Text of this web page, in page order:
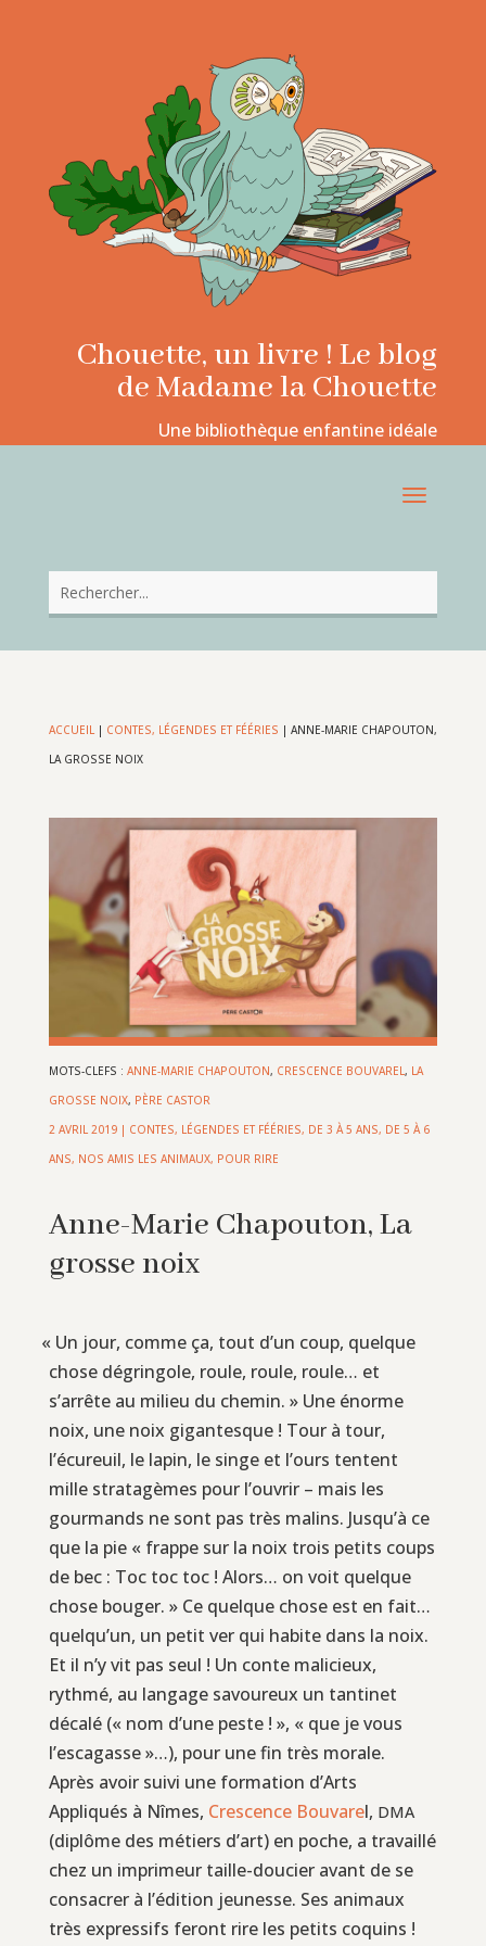
Chouette, un livre ! Le blog
de Madame la Chouette
Une bibliothèque enfantine idéale
ACCUEIL| CONTES, LÉGENDES ET FÉÉRIES | ANNE-MARIE CHAPOUTON,
LA GROSSE NOIX
MOTS-CLEFS : ANNE-MARIE CHAPOUTON, CRESCENCE BOUVAREL , LA
GROSSE NOIX, PÈRE CASTOR
2 AVRIL 2019| CONTES, LÉGENDES ET FÉÉRIES, DE 3 À 5 ANS, DE 5 À 6
ANS, NOS AMIS LES ANIMAUX, POUR RIRE
Anne-Marie Chapouton, La
grosse noix
« Un jour, comme ça, tout d’un coup, quelque
chose dégringole, roule, roule, roule… et
s’arrête au milieu du chemin. » Une énorme
noix, une noix gigantesque ! Tour à tour,
l’écureuil, le lapin, le singe et l’ours tentent
mille stratagèmes pour l’ouvrir – mais les
gourmands ne sont pas très malins. Jusqu’à ce
que la pie « frappe sur la noix trois petits coups
de bec : Toc toc toc ! Alors… on voit quelque
chose bouger. » Ce quelque chose est en fait…
quelqu’un, un petit ver qui habite dans la noix.
Et il n’y vit pas seul ! Un conte malicieux,
rythmé, au langage savoureux un tantinet
décalé (« nom d’une peste ! », « que je vous
l’escagasse »…), pour une fin très morale.
Après avoir suivi une formation d’Arts
Appliqués à Nîmes, Crescence Bouvarel, DMA
(diplôme des métiers d’art) en poche, a travaillé
chez un imprimeur taille-doucier avant de se
consacrer à l’édition jeunesse. Ses animaux
très expressifs feront rire les petits coquins !